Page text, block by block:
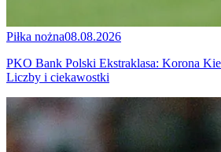
Piłka nożna08.08.2026
PKO Bank Polski Ekstraklasa: Korona
Liczby i ciekawostki